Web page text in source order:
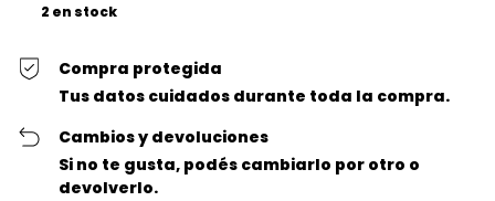
2 en stock
Compra protegida
Tus datos cuidados durante toda la compra.
Cambios y devoluciones
Si no te gusta, podés cambiarlo por otro o
devolverlo.